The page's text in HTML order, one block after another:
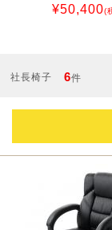
¥50,400(
社長椅子 6件